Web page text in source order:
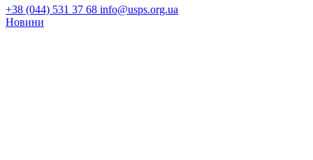
+38 (044) 531 37 68 info@usps.org.ua
Новини